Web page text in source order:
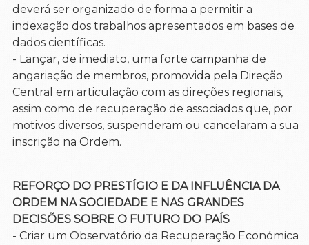
deverá ser organizado de forma a permitir a
indexação dos trabalhos apresentados em bases de
dados científicas.
- Lançar, de imediato, uma forte campanha de
angariação de membros, promovida pela Direção
Central em articulação com as direções regionais,
assim como de recuperação de associados que, por
motivos diversos, suspenderam ou cancelaram a sua
inscrição na Ordem.
REFORÇO DO PRESTÍGIO E DA INFLUÊNCIA DA
ORDEM NA SOCIEDADE E NAS GRANDES
DECISÕES SOBRE O FUTURO DO PAÍS
- Criar um Observatório da Recuperação Económica